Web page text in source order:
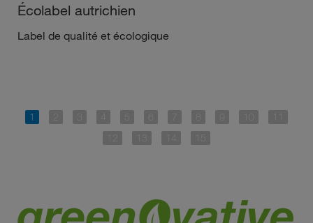
Écolabel autrichien
Label de qualité et écologique